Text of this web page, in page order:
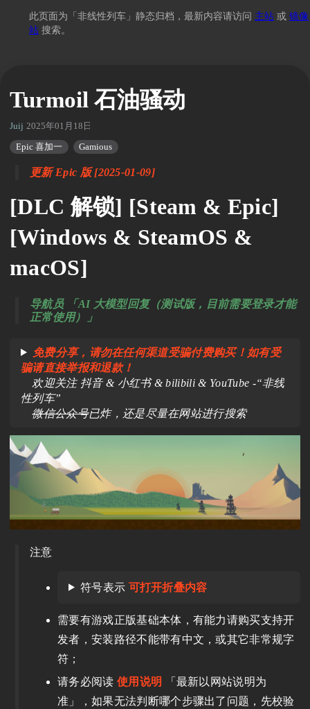
此页面为「非线性列车」静态归档，最新内容请访问 主站 或 镜像
站 搜索。
Turmoil 石油骚动
Juij 2025年01月18日 14:52
Epic 喜加一 Gamious
更新 Epic 版 [2025-01-09]
[DLC 解锁] [Steam & Epic]
[Windows & SteamOS &
macOS]
导航员 「AI 大模型回复（测试版，目前需要登录才能
正常使用）」
免费分享，请勿在任何渠道受骗付费购买！如有受
骗请直接举报和退款！
欢迎关注 抖音 & 小红书 & bilibili & YouTube -“非线
性列车”
微信公众号已炸，还是尽量在网站进行搜索
注意
符号表示 可打开折叠内容
需要有游戏正版基础本体，有能力请购买支持开
发者，安装路径不能带有中文，或其它非常规字
符；
请务必阅读 使用说明
「最新以网站说明为
准」，如果无法判断哪个步骤出了问题，先校验